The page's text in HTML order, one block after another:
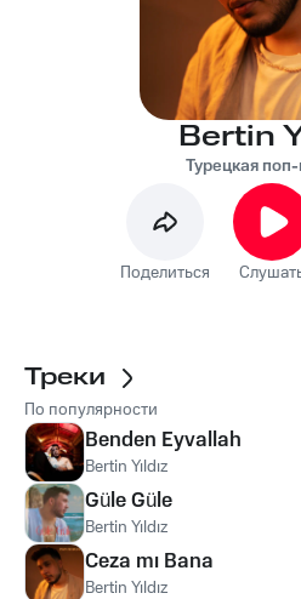
Bertin
Турецкая
Поделиться
Треки
По популярности
Benden Eyvallah
Bertin Yıldız
Güle Güle
Bertin Yıldız
Ceza mı Bana
Bertin Yıldız